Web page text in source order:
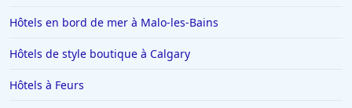
Hôtels en bord de mer à Malo-les-Bains
Hôtels de style boutique à Calgary
Hôtels à Feurs